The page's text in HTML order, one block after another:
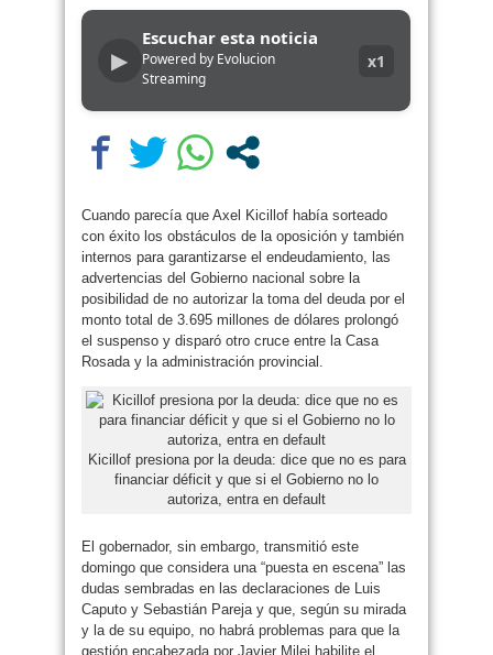
▶
Escuchar esta noticia
Powered by Evolucion
Streaming
x1
Cuando parecía que Axel Kicillof había sorteado
con éxito los obstáculos de la oposición y también
internos para garantizarse el endeudamiento, las
advertencias del Gobierno nacional sobre la
posibilidad de no autorizar la toma del deuda por el
monto total de 3.695 millones de dólares prolongó
el suspenso y disparó otro cruce entre la Casa
Rosada y la administración provincial.
Kicillof presiona por la deuda: dice que no es para
financiar déficit y que si el Gobierno no lo
autoriza, entra en default
El gobernador, sin embargo, transmitió este
domingo que considera una “puesta en escena” las
dudas sembradas en las declaraciones de Luis
Caputo y Sebastián Pareja y que, según su mirada
y la de su equipo, no habrá problemas para que la
gestión encabezada por Javier Milei habilite el